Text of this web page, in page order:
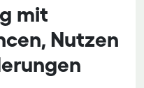
mit
Nutzen